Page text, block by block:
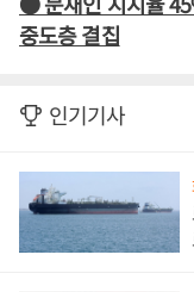
중도층 결집
인기기사